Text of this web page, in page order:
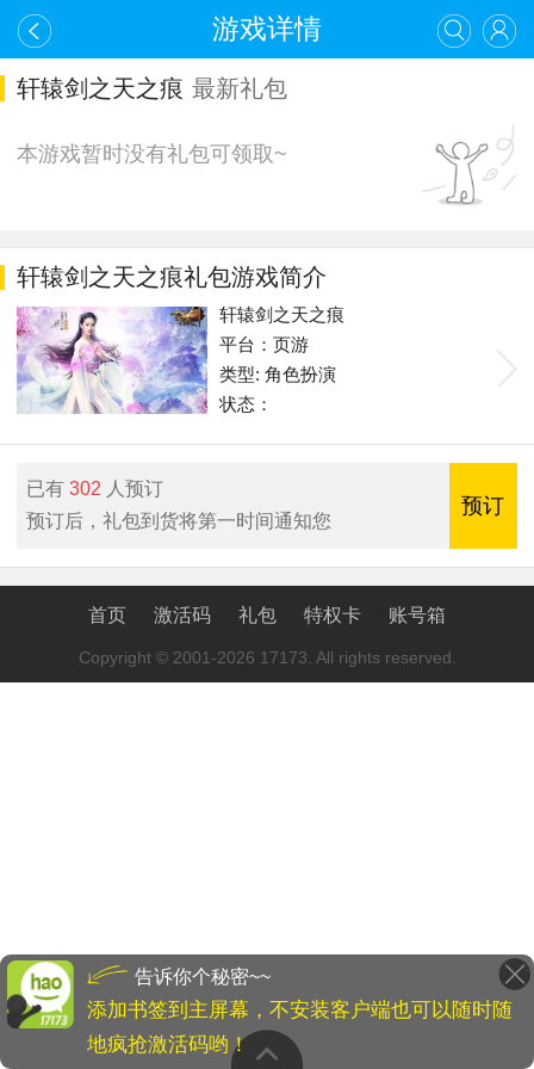
游戏详情
轩辕剑之天之痕 最新礼包
本游戏暂时没有礼包可领取~
轩辕剑之天之痕礼包游戏简介
轩辕剑之天之痕
平台：页游
类型: 角色扮演
状态：
已有302 人预订
预订后，礼包到货将第一时间通知您
预订
首页 激活码 礼包 特权卡 账号箱
Copyright © 2001-2026 17173. All rights reserved.
告诉你个秘密~~
添加书签到主屏幕，不安装客户端也可以随时随
地疯抢激活码哟！